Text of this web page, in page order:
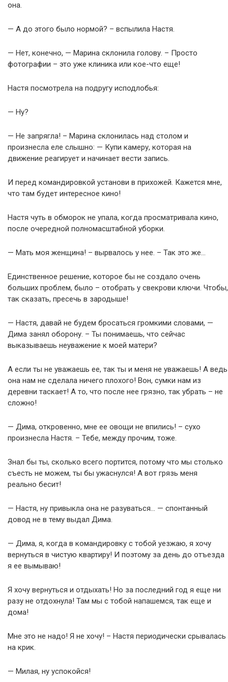
она.
— А до этого было нормой? – вспылила Настя.
— Нет, конечно, — Марина склонила голову. – Просто
фотографии – это уже клиника или кое-что еще!
Настя посмотрела на подругу исподлобья:
— Ну?
— Не запрягла! – Марина склонилась над столом и
произнесла еле слышно: — Купи камеру, которая на
движение реагирует и начинает вести запись.
И перед командировкой установи в прихожей. Кажется мне,
что там будет интересное кино!
Настя чуть в обморок не упала, когда просматривала кино,
после очередной полномасштабной уборки.
— Мать моя женщина! – вырвалось у нее. – Так это же…
Единственное решение, которое бы не создало очень
больших проблем, было – отобрать у свекрови ключи. Чтобы,
так сказать, пресечь в зародыше!
— Настя, давай не будем бросаться громкими словами, —
Дима занял оборону. – Ты понимаешь, что сейчас
выказываешь неуважение к моей матери?
А если ты не уважаешь ее, так ты и меня не уважаешь! А ведь
она нам не сделала ничего плохого! Вон, сумки нам из
деревни таскает! А то, что после нее грязно, так убрать – не
сложно!
— Дима, откровенно, мне ее овощи не впились! – сухо
произнесла Настя. – Тебе, между прочим, тоже.
Знал бы ты, сколько всего портится, потому что мы столько
съесть не можем, ты бы ужаснулся! А вот грязь меня
реально бесит!
— Настя, ну привыкла она не разуваться… — спонтанный
довод не в тему выдал Дима.
— Дима, я, когда в командировку с тобой уезжаю, я хочу
вернуться в чистую квартиру! И поэтому за день до отъезда
я ее вымываю!
Я хочу вернуться и отдыхать! Но за последний год я еще ни
разу не отдохнула! Там мы с тобой напашемся, так еще и
дома!
Мне это не надо! Я не хочу! – Настя периодически срывалась
на крик.
— Милая, ну успокойся!